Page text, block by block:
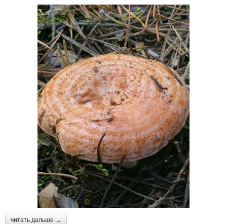
читать дальше →